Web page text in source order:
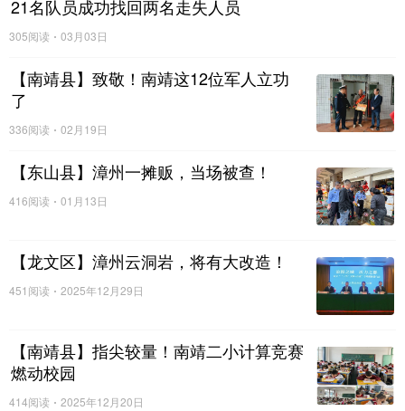
专题讲座，解读教材新变
新，铸魂育人——八年级历史新教材变化及教学建议》专题
讲座。
讲座中，洪老师结合新课标要求，从教材结构调整、内容增
删、素养导向等方面，深入解读了八年级历史新教材的变化
是要立足历史核心素养，整合教学资源，打破教材章节壁
垒；二是要强化史料教学，引导学生学会论从史出；三是要
挖掘历史课程的育人价值，将红色基因融入课堂教学，真正
实现“铸魂育人”的目标。老师们认真聆听，仔细记录，纷纷表
示收获颇丰，对新教材的把握和教学方向有了更清晰的认
识。
21名队员成功找回两名走失人员
305阅读 03月03日
【南靖县】致敬！南靖这12位军人立功
了
336阅读 02月19日
【东山县】漳州一摊贩，当场被查！
416阅读 01月13日
【龙文区】漳州云洞岩，将有大改造！
451阅读 2025年12月29日
【南靖县】指尖较量！南靖二小计算竞赛
燃动校园
414阅读 2025年12月20日